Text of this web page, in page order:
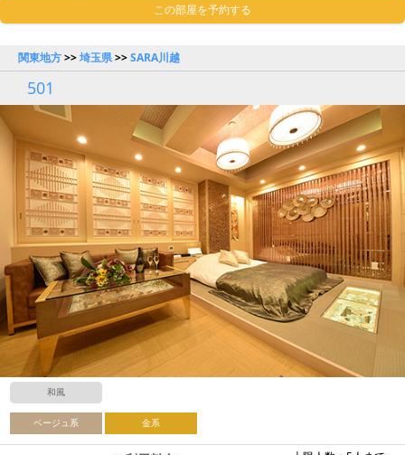
この部屋を予約する
関東地方>>埼玉県>>SARA川越
501
和風
ベージュ系 金系